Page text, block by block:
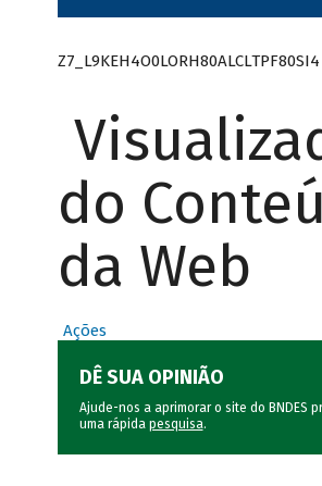
Z7_L9KEH4O0LORH80ALCLTPF80SI4
do
da Web
Ações
DÊ SUA OPINIÃO
Ajude-nos a aprimorar o site do BNDES
uma rápida pesquisa.